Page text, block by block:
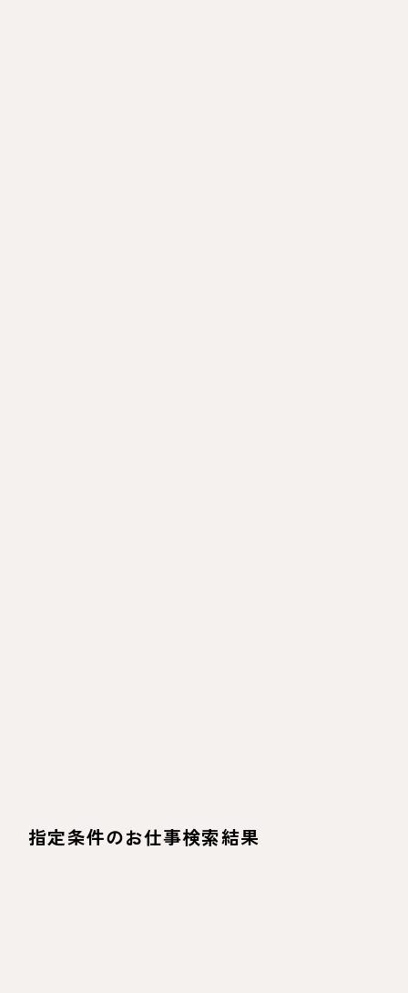
指定条件のお仕事検索結果